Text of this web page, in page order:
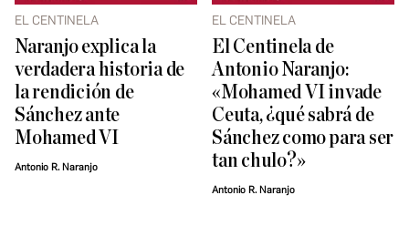
EL CENTINELA
Naranjo explica la
verdadera historia de
la rendición de
Sánchez ante
Mohamed VI
Antonio R. Naranjo
EL CENTINELA
El Centinela de
Antonio Naranjo:
«Mohamed VI invade
Ceuta, ¿qué sabrá de
Sánchez como para ser
tan chulo?»
Antonio R. Naranjo